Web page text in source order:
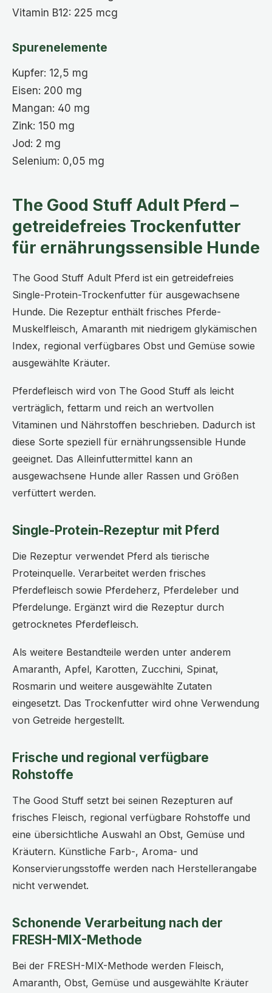
Vitamin B12: 225 mcg
Spurenelemente
Kupfer: 12,5 mg
Eisen: 200 mg
Mangan: 40 mg
Zink: 150 mg
Jod: 2 mg
Selenium: 0,05 mg
The Good Stuff Adult Pferd –
getreidefreies Trockenfutter
für ernährungssensible Hunde
The Good Stuff Adult Pferd ist ein getreidefreies
Single-Protein-Trockenfutter für ausgewachsene
Hunde. Die Rezeptur enthält frisches Pferde-
Muskelfleisch, Amaranth mit niedrigem glykämischen
Index, regional verfügbares Obst und Gemüse sowie
ausgewählte Kräuter.
Pferdefleisch wird von The Good Stuff als leicht
verträglich, fettarm und reich an wertvollen
Vitaminen und Nährstoffen beschrieben. Dadurch ist
diese Sorte speziell für ernährungssensible Hunde
geeignet. Das Alleinfuttermittel kann an
ausgewachsene Hunde aller Rassen und Größen
verfüttert werden.
Single-Protein-Rezeptur mit Pferd
Die Rezeptur verwendet Pferd als tierische
Proteinquelle. Verarbeitet werden frisches
Pferdefleisch sowie Pferdeherz, Pferdeleber und
Pferdelunge. Ergänzt wird die Rezeptur durch
getrocknetes Pferdefleisch.
Als weitere Bestandteile werden unter anderem
Amaranth, Apfel, Karotten, Zucchini, Spinat,
Rosmarin und weitere ausgewählte Zutaten
eingesetzt. Das Trockenfutter wird ohne Verwendung
von Getreide hergestellt.
Frische und regional verfügbare
Rohstoffe
The Good Stuff setzt bei seinen Rezepturen auf
frisches Fleisch, regional verfügbare Rohstoffe und
eine übersichtliche Auswahl an Obst, Gemüse und
Kräutern. Künstliche Farb-, Aroma- und
Konservierungsstoffe werden nach Herstellerangabe
nicht verwendet.
Schonende Verarbeitung nach der
FRESH-MIX-Methode
Bei der FRESH-MIX-Methode werden Fleisch,
Amaranth, Obst, Gemüse und ausgewählte Kräuter